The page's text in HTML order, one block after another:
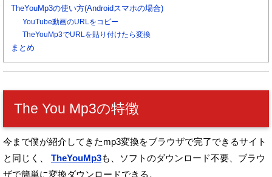
TheYouMp3の使い方(Androidスマホの場合)
YouTube動画のURLをコピー
TheYouMp3でURLを貼り付けたら変換
まとめ
The You Mp3の特徴
今まで僕が紹介してきたmp3変換をブラウザで完了できるサイト
と同じく、
TheYouMp3も、ソフトのダウンロード不要、ブラウ
ザで簡単に変換ダウンロードできる。